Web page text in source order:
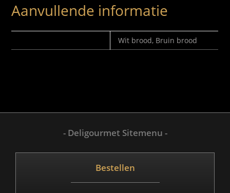
Aanvullende informatie
Wit brood, Bruin brood
- Deligourmet Sitemenu -
Bestellen